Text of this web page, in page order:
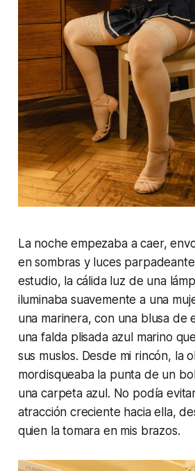
La noche empezaba a caer,
en sombras y luces
estudio, la cálida luz de una
iluminaba suavemente a una
una marinera, con una blusa de
una falda plisada azul marino
sus muslos. Desde mi rincón, la
mordisqueaba la punta de un
una carpeta azul. No podía
atracción creciente hacia ella,
quien la tomara en mis brazos.